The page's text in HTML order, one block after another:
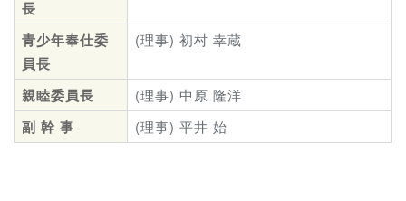
長
青少年奉仕委
員長
(理事) 初村 幸蔵
親睦委員長 (理事) 中原 隆洋
副 幹 事 (理事) 平井 始